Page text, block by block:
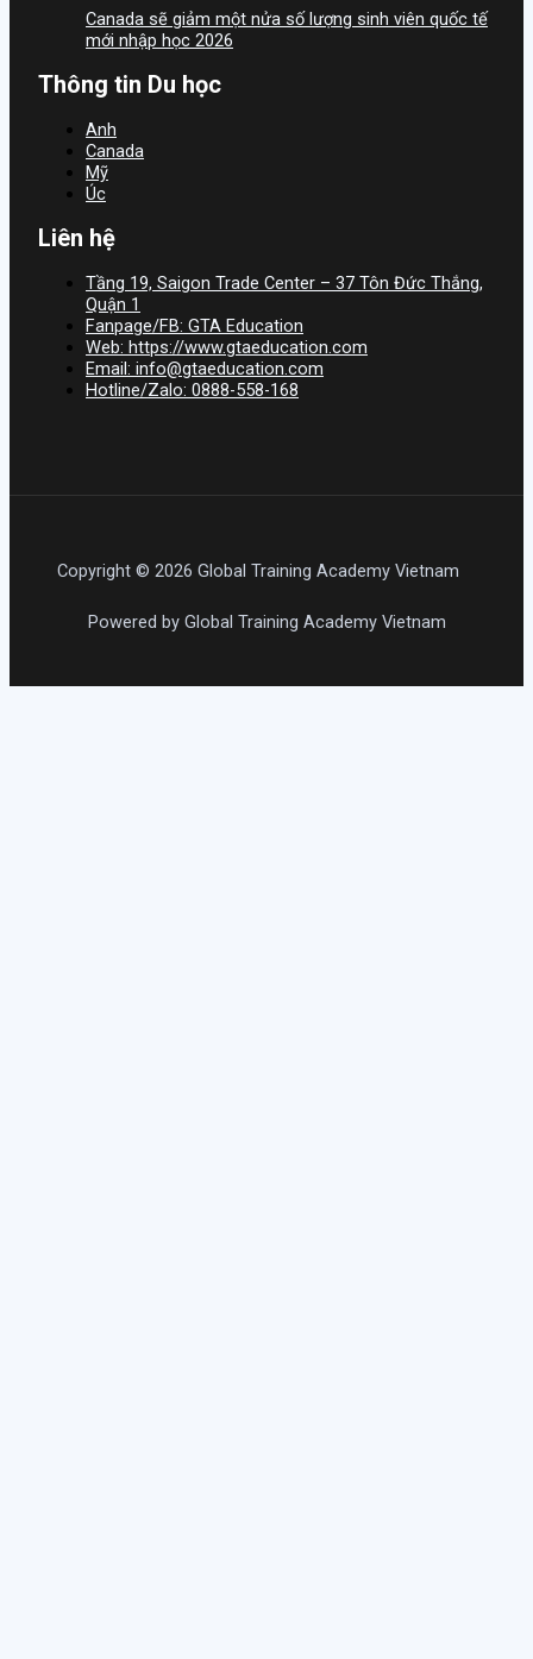
Canada sẽ giảm một nửa số lượng sinh viên quốc tế
mới nhập học 2026
Thông tin Du học
Anh
Canada
Mỹ
Úc
Liên hệ
Tầng 19, Saigon Trade Center – 37 Tôn Đức Thắng,
Quận 1
Fanpage/FB: GTA Education
Web: https://www.gtaeducation.com
Email: info@gtaeducation.com
Hotline/Zalo: 0888-558-168
Copyright © 2026 Global Training Academy Vietnam
Powered by Global Training Academy Vietnam